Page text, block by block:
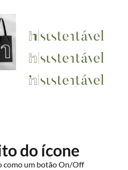
do ícone
como um botão On/Off